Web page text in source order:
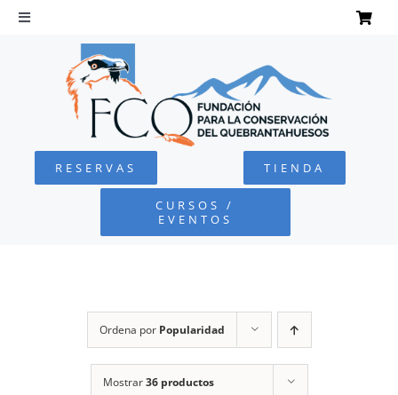
Saltar
Toggle
Navigation
QUEBRANTAHUESOS
FUNDACIÓN
RESERVAS TIENDA
CURSOS /
EVENTOS
Ordena por Popularidad
Mostrar36 productos